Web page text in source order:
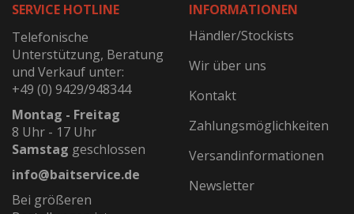
SERVICE HOTLINE
Telefonische
Unterstützung, Beratung
und Verkauf unter:
+49 (0) 9429/948344
Montag - Freitag
8 Uhr - 17 Uhr
Samstag geschlossen
info@baitservice.de
Bei größeren
INFORMATIONEN
Händler/Stockists
Wir über uns
Kontakt
Zahlungsmöglichkeiten
Versandinformationen
Newsletter